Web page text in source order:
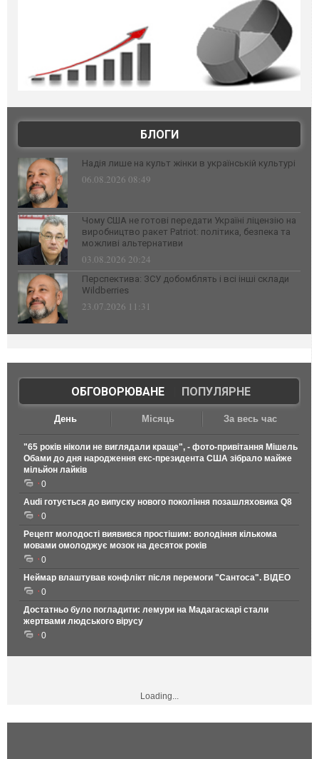
БЛОГИ
Надія лише на культ жінки в українській культурі
06.08.2026 08:49
Чому США не готові передати Україні ліцензію на
виробництво ракет Patriot: політика, безпека та
можливі альтернативи
03.08.2026 20:24
Перспектива: ЗСУ добомблять і всі інші склади
Wildberries
23.07.2026 11:31
ОБГОВОРЮВАНЕ| ПОПУЛЯРНЕ
День Місяць За весь час
"65 років ніколи не виглядали краще", - фото-привітання Мішель
Обами до дня народження екс-президента США зібрало майже
мільйон лайків
0
Audi готується до випуску нового покоління позашляховика Q8
0
Рецепт молодості виявився простішим: володіння кількома
мовами омолоджує мозок на десяток років
0
Неймар влаштував конфлікт після перемоги "Сантоса". ВІДЕО
0
Достатньо було погладити: лемури на Мадагаскарі стали
жертвами людського вірусу
0
Loading...